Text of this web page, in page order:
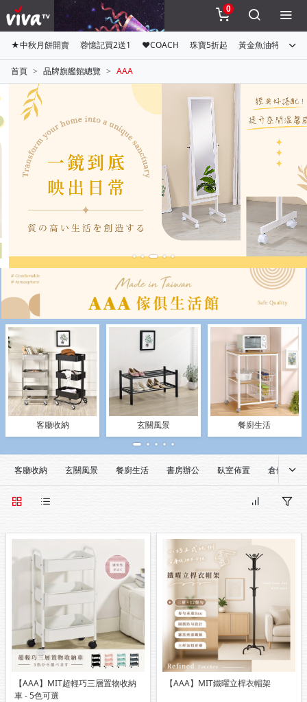
0
★中秋月餅開賣 蓉憶記買2送1 ♥COACH 珠寶5折起 黃金魚油特惠組
首頁 品牌旗艦館總覽 AAA
客廳收納 玄關風景 餐廚生活
客廳收納 玄關風景 餐廚生活 書房辦公 臥室佈置 倉儲規劃
【AAA】MIT超輕巧三層置物收納
車 - 5色可選
【AAA】MIT鐵曜立桿衣帽架